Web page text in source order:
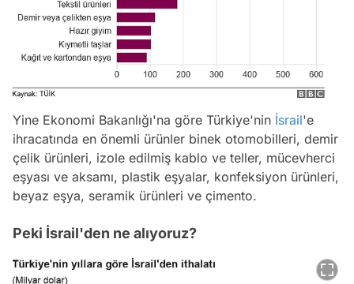
Yine Ekonomi Bakanlığı'na göre Türkiye'nin İsrail'e
ihracatında en önemli ürünler binek otomobilleri, demir
çelik ürünleri, izole edilmiş kablo ve teller, mücevherci
eşyası ve aksamı, plastik eşyalar, konfeksiyon ürünleri,
beyaz eşya, seramik ürünleri ve çimento.
Peki İsrail'den ne alıyoruz?